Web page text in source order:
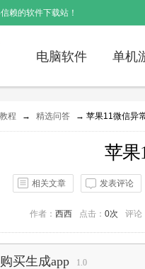
赖的软件下载站！
电脑软件 单机
程 → 精选问答 → 苹果11微信异
苹果
相关文章 发表评论
作者： 西西 点击： 0次 评论
买生成app 1.0